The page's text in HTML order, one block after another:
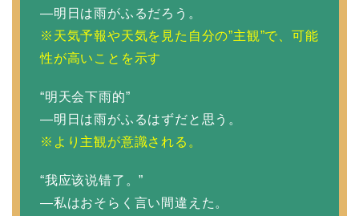
—明日は雨がふるだろう。
※天気予報や天気を見た自分の”主観”で、可能
性が高いことを示す
“明天会下雨的”
—明日は雨がふるはずだと思う。
※より主観が意識される。
“我应该说错了。”
—私はおそらく言い間違えた。